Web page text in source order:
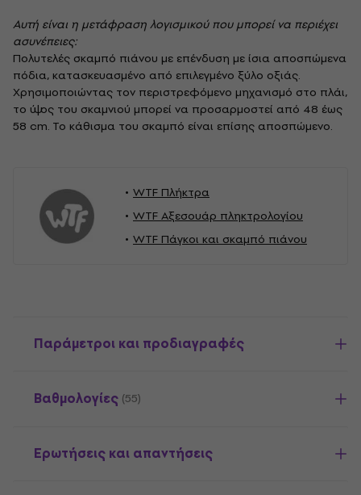
Αυτή είναι η μετάφραση λογισμικού που μπορεί να περιέχει
ασυνέπειες:
Πολυτελές σκαμπό πιάνου με επένδυση με ίσια αποσπώμενα
πόδια, κατασκευασμένο από επιλεγμένο ξύλο οξιάς.
Χρησιμοποιώντας τον περιστρεφόμενο μηχανισμό στο πλάι,
το ύψος του σκαμνιού μπορεί να προσαρμοστεί από 48 έως
58 cm. Το κάθισμα του σκαμπό είναι επίσης αποσπώμενο.
WTF Πλήκτρα
WTF Αξεσουάρ πληκτρολογίου
WTF Πάγκοι και σκαμπό πιάνου
Παράμετροι και προδιαγραφές
Βαθμολογίες (55)
Ερωτήσεις και απαντήσεις